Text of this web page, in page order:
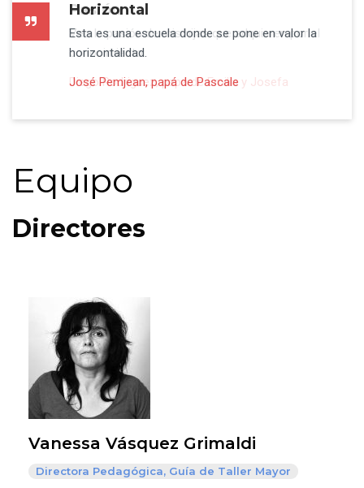
Equipo
Directores
Vanessa Vásquez Grimaldi
Directora Pedagógica, Guía de Taller Mayor
Horizontal
Esta es una escuela donde se pone en valor la
horizontalidad.
José Pemjean, papá de Pascale
Pasión
Veo la pasión de mis hijas que adquieren por el
conocimiento.
Diego Rodriguez, papá de Emilia y Josefa